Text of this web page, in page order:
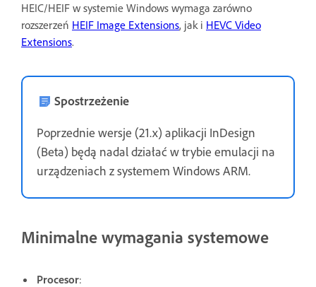
HEIC/HEIF w systemie Windows wymaga zarówno
rozszerzeń HEIF Image Extensions, jak i HEVC Video
Extensions.
Spostrzeżenie
Poprzednie wersje (21.x) aplikacji InDesign
(Beta) będą nadal działać w trybie emulacji na
urządzeniach z systemem Windows ARM.
Minimalne wymagania systemowe
Procesor: